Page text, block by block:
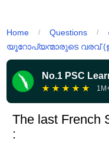
Home / Questions /
യൂറോപ്യന്മാരുടെ വരവ്
No.1 PSC
★ ★ ★ ★ ★
The last French
: